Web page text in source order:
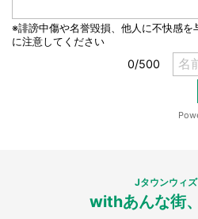
Jタウンウィズ
withあんな街